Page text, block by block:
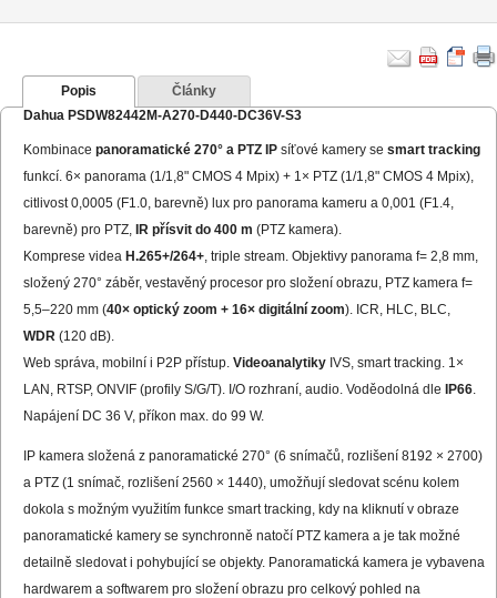
Popis
Články
Dahua PSDW82442M-A270-D440-DC36V-S3
Kombinace panoramatické 270° a PTZ IP síťové kamery se smart tracking
funkcí. 6× panorama (1/1,8" CMOS 4 Mpix) + 1× PTZ (1/1,8" CMOS 4 Mpix),
citlivost 0,0005 (F1.0, barevně) lux pro panorama kameru a 0,001 (F1.4,
barevně) pro PTZ, IR přísvit do 400 m (PTZ kamera).
Komprese videa H.265+/264+ , triple stream. Objektivy panorama f= 2,8 mm,
složený 270° záběr, vestavěný procesor pro složení obrazu, PTZ kamera f=
5,5–220 mm (40× optický zoom + 16× digitální zoom). ICR, HLC, BLC,
WDR (120 dB).
Web správa, mobilní i P2P přístup. Videoanalytiky IVS, smart tracking. 1×
LAN, RTSP, ONVIF (profily S/G/T). I/O rozhraní, audio. Voděodolná dle IP66
Napájení DC 36 V, příkon max. do 99 W.
IP kamera složená z panoramatické 270° (6 snímačů, rozlišení 8192 × 2700)
a PTZ (1 snímač, rozlišení 2560 × 1440), umožňují sledovat scénu kolem
dokola s možným využitím funkce smart tracking, kdy na kliknutí v obraze
panoramatické kamery se synchronně natočí PTZ kamera a je tak možné
detailně sledovat i pohybující se objekty. Panoramatická kamera je vybavena
hardwarem a softwarem pro složení obrazu pro celkový pohled na